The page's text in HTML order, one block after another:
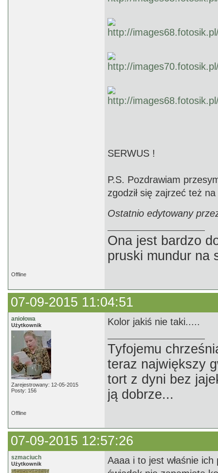
SERWUS !
P.S. Pozdrawiam
zgodził się zajrzeć też
Ostatnio edytowany
Ona jest bardzo
pruski mundur na
Offline
07-09-2015 11:04:51
aniołowa
Użytkownik
Zarejestrowany: 12-05-2015
Posty: 156
Kolor jakiś nie taki.....
Tyfojemu
teraz największy
tort z dyni bez
ją dobrze...
Offline
07-09-2015 12:57:26
szmaciuch
Użytkownik
Aaaa i to jest właśnie